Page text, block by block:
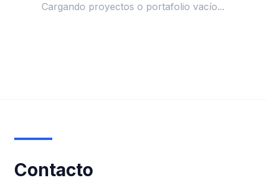
Cargando proyectos o portafolio vacío...
Contacto